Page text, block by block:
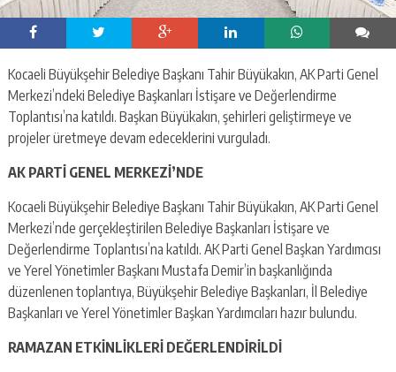
Kocaeli Büyükşehir Belediye Başkanı Tahir Büyükakın, AK Parti Genel
Merkezi’ndeki Belediye Başkanları İstişare ve Değerlendirme
Toplantısı’na katıldı. Başkan Büyükakın, şehirleri geliştirmeye ve
projeler üretmeye devam edeceklerini vurguladı.
AK PARTİ GENEL MERKEZİ’NDE
Kocaeli Büyükşehir Belediye Başkanı Tahir Büyükakın, AK Parti Genel
Merkezi’nde gerçekleştirilen Belediye Başkanları İstişare ve
Değerlendirme Toplantısı’na katıldı. AK Parti Genel Başkan Yardımcısı
ve Yerel Yönetimler Başkanı Mustafa Demir’in başkanlığında
düzenlenen toplantıya, Büyükşehir Belediye Başkanları, İl Belediye
Başkanları ve Yerel Yönetimler Başkan Yardımcıları hazır bulundu.
RAMAZAN ETKİNLİKLERİ DEĞERLENDİRİLDİ